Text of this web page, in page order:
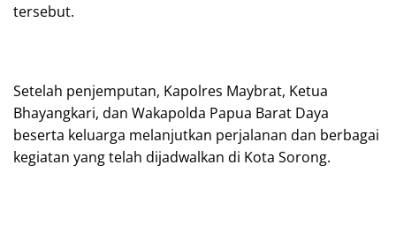
tersebut.
Setelah penjemputan, Kapolres Maybrat, Ketua
Bhayangkari, dan Wakapolda Papua Barat Daya
beserta keluarga melanjutkan perjalanan dan berbagai
kegiatan yang telah dijadwalkan di Kota Sorong.